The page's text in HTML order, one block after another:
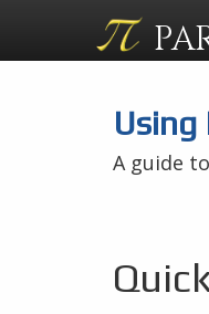
Using
A guide